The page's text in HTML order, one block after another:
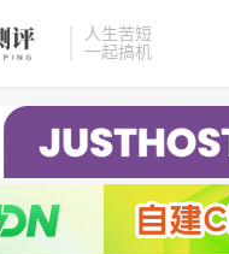
人生苦短
一起搞机